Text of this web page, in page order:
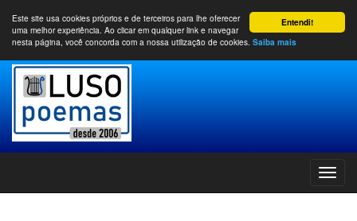
Entendi!
Este site usa cookies próprios e de terceiros para lhe oferecer
uma melhor experiência. Ao clicar em qualquer link e navegar
nesta página, você concorda com a nossa utilização de cookies. Saiba mais